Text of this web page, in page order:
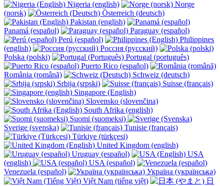
Nigeria (english)
Norge
(norsk)
Österreich (deutsch)
Pakistan (english)
Panamá (español)
Paraguay (español)
Perú (español)
Philippines
(english)
Россия (русский)
Polska (polski)
Portugal (português)
Puerto Rico (español)
România (română)
Schweiz (deutsch)
Srbija (srpski)
Suisse (français)
Singapore (English)
Slovensko (slovenčina)
South Afrika (english)
Suomi (suomeksi)
Sverige (svenska)
Tunisie (français)
Türkiye (türkçesi)
United Kingdom (english)
Uruguay (español)
USA
(english)
USA (español)
Venezuela (español)
Україна (українська)
Việt Nam (tiếng việt)
日